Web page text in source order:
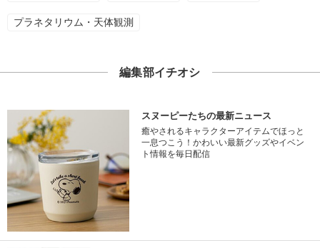
プラネタリウム・天体観測
編集部イチオシ
スヌーピーたちの最新ニュース
癒やされるキャラクターアイテムでほっと
一息つこう！かわいい最新グッズやイベン
ト情報を毎日配信